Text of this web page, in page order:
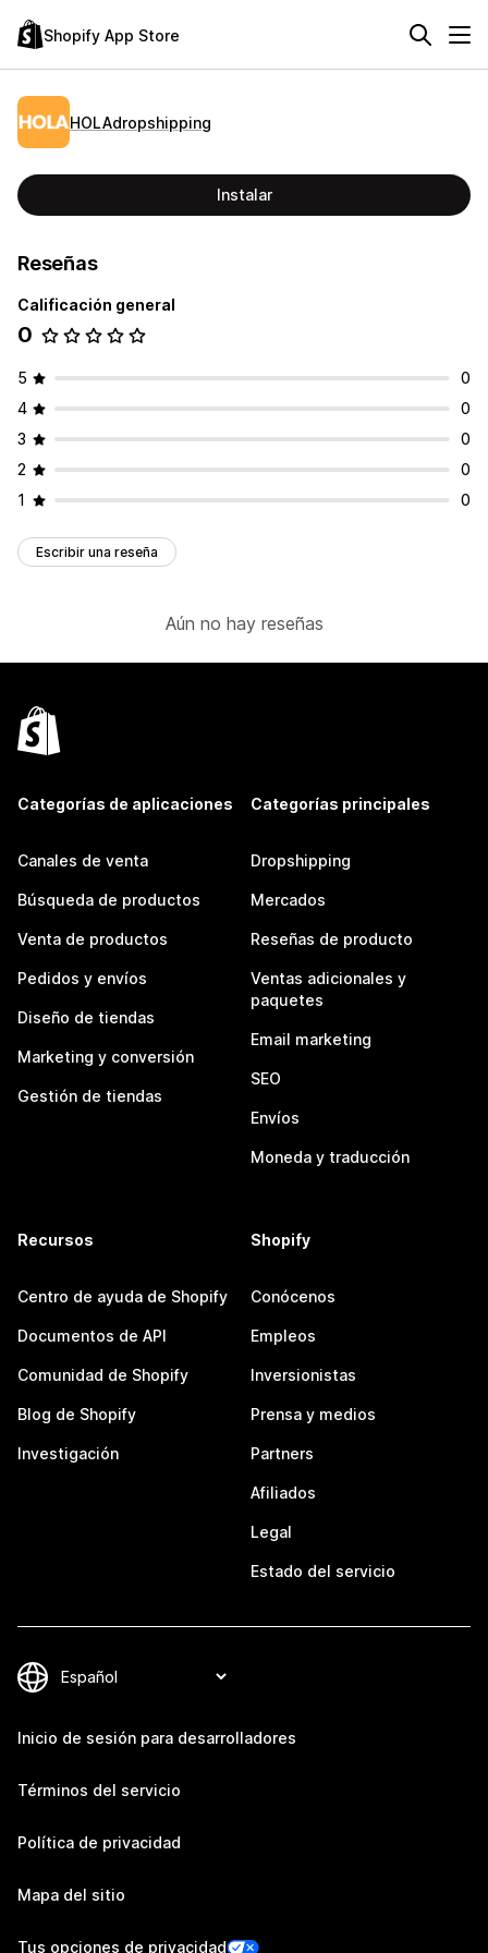
Shopify App Store
HOLAdropshipping
Instalar
Reseñas
Calificación general
0
5
0
4
0
3
0
2
0
1
0
Escribir una reseña
Aún no hay reseñas
Categorías de aplicaciones
Canales de venta
Búsqueda de productos
Venta de productos
Pedidos y envíos
Diseño de tiendas
Marketing y conversión
Gestión de tiendas
Categorías principales
Dropshipping
Mercados
Reseñas de producto
Ventas adicionales y
paquetes
Email marketing
SEO
Envíos
Moneda y traducción
Recursos
Centro de ayuda de Shopify
Documentos de API
Comunidad de Shopify
Blog de Shopify
Investigación
Shopify
Conócenos
Empleos
Inversionistas
Prensa y medios
Partners
Afiliados
Legal
Estado del servicio
Inicio de sesión para desarrolladores
Términos del servicio
Política de privacidad
Mapa del sitio
Tus opciones de privacidad